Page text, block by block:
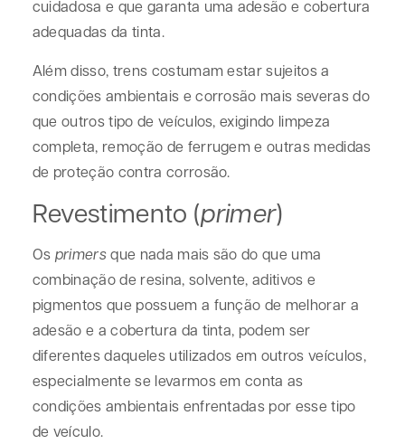
cuidadosa e que garanta uma adesão e cobertura
adequadas da tinta.
Além disso, trens costumam estar sujeitos a
condições ambientais e corrosão mais severas do
que outros tipo de veículos, exigindo limpeza
completa, remoção de ferrugem e outras medidas
de proteção contra corrosão.
Revestimento (primer)
Os primersque nada mais são do que uma
combinação de resina, solvente, aditivos e
pigmentos que possuem a função de melhorar a
adesão e a cobertura da tinta, podem ser
diferentes daqueles utilizados em outros veículos,
especialmente se levarmos em conta as
condições ambientais enfrentadas por esse tipo
de veículo.